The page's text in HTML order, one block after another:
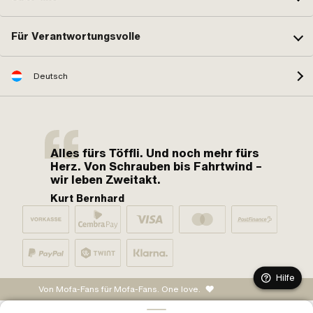
Für Verantwortungsvolle
Deutsch
Alles fürs Töffli. Und noch mehr fürs
Herz. Von Schrauben bis Fahrtwind –
wir leben Zweitakt.
Kurt Bernhard
Von Mofa-Fans für Mofa-Fans. One love.
Hilfe